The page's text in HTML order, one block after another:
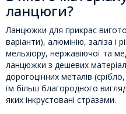
ланцюги?
Ланцюжки для прикрас
варіанти), алюмінію, заліза і
мельхіору, нержавіючої та
ланцюжки з дешевих
дорогоцінних металів
їм більш благородного
яких інкрустовані стразами.